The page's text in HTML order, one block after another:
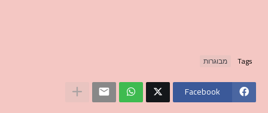
Tags מבוגרות
Facebook